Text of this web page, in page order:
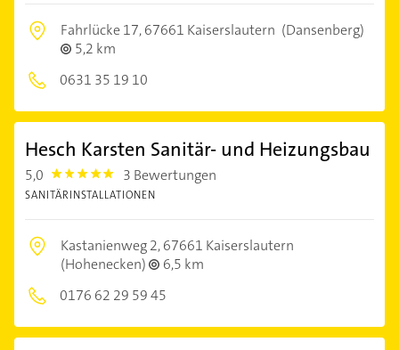
Fahrlücke 17,67661 Kaiserslautern (Dansenberg)
5,2 km
0631 35 19 10
Hesch Karsten Sanitär- und Heizungsbau
5,0 5.0 3 Bewertungen
SANITÄRINSTALLATIONEN
Kastanienweg 2,67661 Kaiserslautern
(Hohenecken)
6,5 km
0176 62 29 59 45